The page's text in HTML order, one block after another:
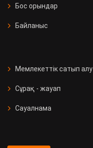
Бос орындар
Байланыс
Мемлекеттік сатып алу
Сұрақ - жауап
Сауалнама